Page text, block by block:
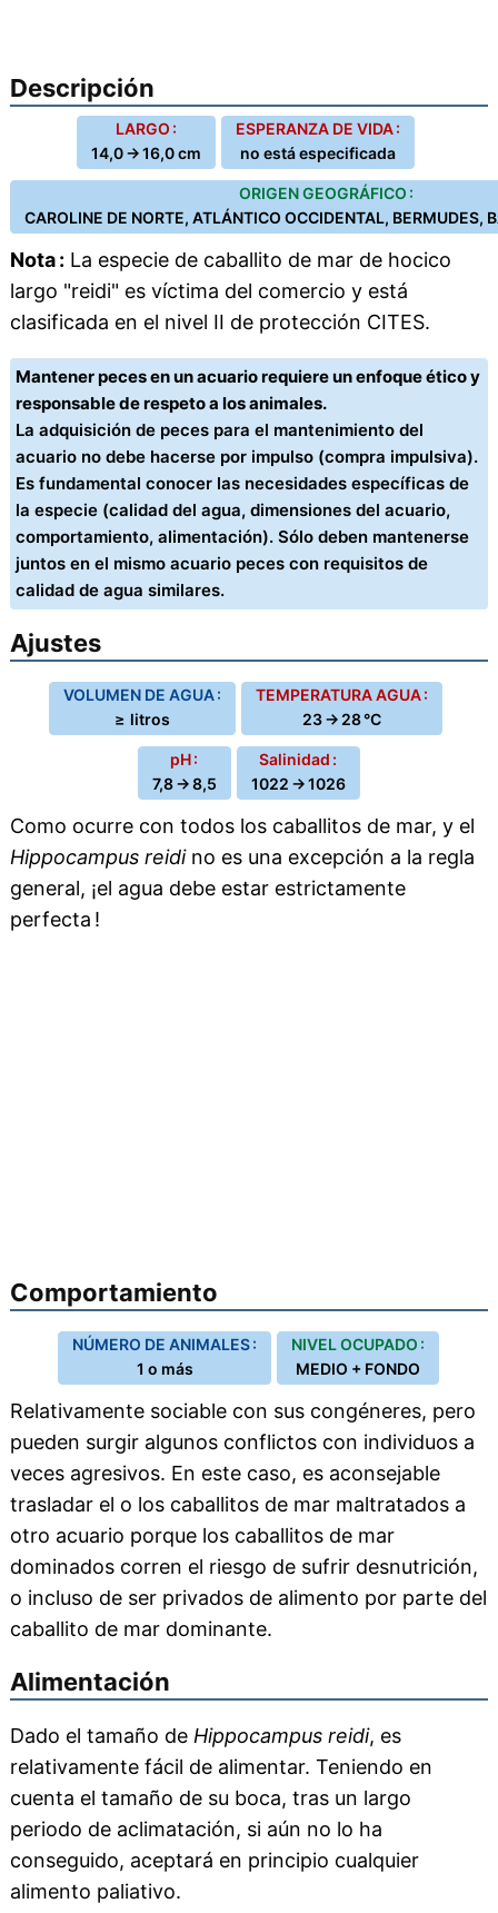
Descripción
LARGO :
14,0 → 16,0 cm
ESPERANZA DE VIDA :
no está especificada
ORIGEN GEOGRÁFICO :
CAROLINE DE NORTE, ATLÁNTICO OCCIDENTAL, BERMUDES,
Nota : La especie de caballito de mar de hocico
largo "reidi" es víctima del comercio y está
clasificada en el nivel II de protección CITES.
Mantener peces en un acuario requiere un enfoque ético y
responsable de respeto a los animales.
La adquisición de peces para el mantenimiento del
acuario no debe hacerse por impulso (compra impulsiva).
Es fundamental conocer las necesidades específicas de
la especie (calidad del agua, dimensiones del acuario,
comportamiento, alimentación). Sólo deben mantenerse
juntos en el mismo acuario peces con requisitos de
calidad de agua similares.
Ajustes
VOLUMEN DE AGUA :
≥ litros
TEMPERATURA AGUA :
23 → 28 °C
pH :
7,8 → 8,5
Salinidad :
1022 → 1026
Como ocurre con todos los caballitos de mar, y el
Hippocampus reidino es una excepción a la regla
general, ¡el agua debe estar estrictamente
perfecta !
Comportamiento
NÚMERO DE ANIMALES :
1 o más
NIVEL OCUPADO :
MEDIO + FONDO
Relativamente sociable con sus congéneres, pero
pueden surgir algunos conflictos con individuos a
veces agresivos. En este caso, es aconsejable
trasladar el o los caballitos de mar maltratados a
otro acuario porque los caballitos de mar
dominados corren el riesgo de sufrir desnutrición,
o incluso de ser privados de alimento por parte del
caballito de mar dominante.
Alimentación
Dado el tamaño de Hippocampus reidi, es
relativamente fácil de alimentar. Teniendo en
cuenta el tamaño de su boca, tras un largo
periodo de aclimatación, si aún no lo ha
conseguido, aceptará en principio cualquier
alimento paliativo.